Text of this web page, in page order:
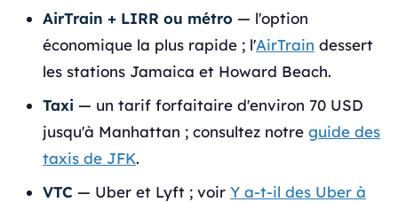
AirTrain + LIRR ou métro — l'option
économique la plus rapide ; l'AirTrain dessert
les stations Jamaica et Howard Beach.
Taxi — un tarif forfaitaire d'environ 70 USD
jusqu'à Manhattan ; consultez notre guide des
taxis de JFK.
VTC — Uber et Lyft ; voir Y a-t-il des Uber à